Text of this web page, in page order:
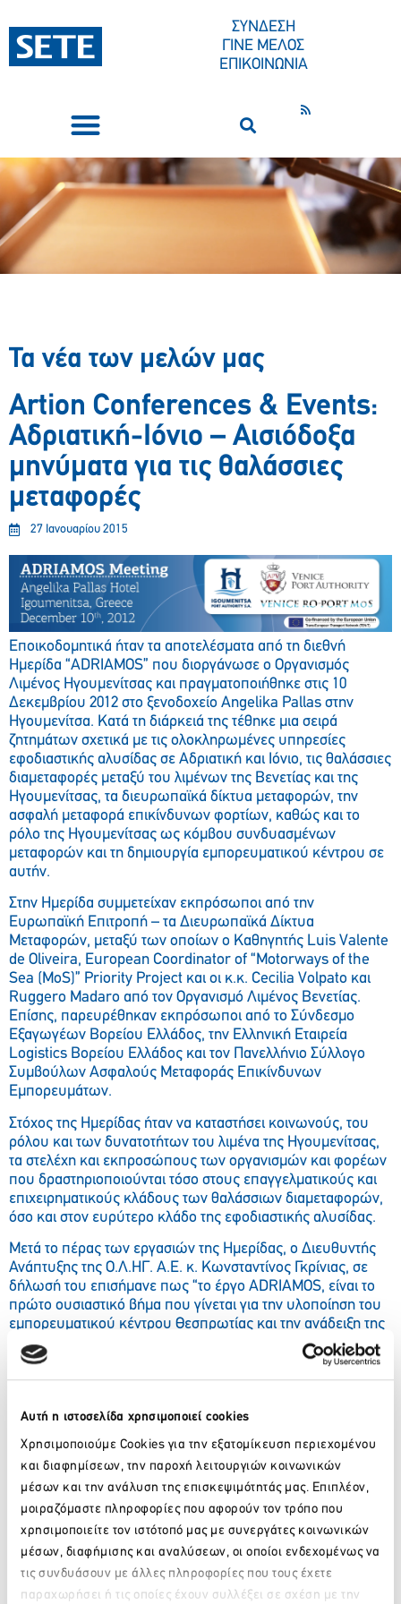
Αυτή η ιστοσελίδα χρησιμοποιεί cookies
Χρησιμοποιούμε Cookies για την εξατομίκευση περιεχομένου
και διαφημίσεων, την παροχή λειτουργιών κοινωνικών
μέσων και την ανάλυση της επισκεψιμότητάς μας. Επιπλέον,
μοιραζόμαστε πληροφορίες που αφορούν τον τρόπο που
χρησιμοποιείτε τον ιστότοπό μας με συνεργάτες κοινωνικών
μέσων, διαφήμισης και αναλύσεων, οι οποίοι ενδεχομένως να
τις συνδυάσουν με άλλες πληροφορίες που τους έχετε
παραχωρήσει ή τις οποίες έχουν συλλέξει σε σχέση με την
ΣΥΝΔΕΣΗ
ΓΙΝΕ ΜΕΛΟΣ
ΕΠΙΚΟΙΝΩΝΙΑ
Τα νέα των μελών μας
Artion Conferences & Events:
Αδριατική-Ιόνιο – Αισιόδοξα
μηνύματα για τις θαλάσσιες
μεταφορές
27 Ιανουαρίου 2015
Εποικοδομητικά ήταν τα αποτελέσματα από τη διεθνή
Ημερίδα “ADRIAMOS” που διοργάνωσε ο Οργανισμός
Λιμένος Ηγουμενίτσας και πραγματοποιήθηκε στις 10
Δεκεμβρίου 2012 στο ξενοδοχείο Angelika Pallas στην
Ηγουμενίτσα. Κατά τη διάρκειά της τέθηκε μια σειρά
ζητημάτων σχετικά με τις ολοκληρωμένες υπηρεσίες
εφοδιαστικής αλυσίδας σε Αδριατική και Ιόνιο, τις θαλάσσιες
διαμεταφορές μεταξύ του λιμένων της Βενετίας και της
Ηγουμενίτσας, τα διευρωπαϊκά δίκτυα μεταφορών, την
ασφαλή μεταφορά επικίνδυνων φορτίων, καθώς και το
ρόλο της Ηγουμενίτσας ως κόμβου συνδυασμένων
μεταφορών και τη δημιουργία εμπορευματικού κέντρου σε
αυτήν.
Στην Ημερίδα συμμετείχαν εκπρόσωποι από την
Ευρωπαϊκή Επιτροπή – τα Διευρωπαϊκά Δίκτυα
Μεταφορών, μεταξύ των οποίων ο Καθηγητής Luis Valente
de Oliveira, European Coordinator of “Motorways of the
Sea (MoS)” Priority Project και οι κ.κ. Cecilia Volpato και
Ruggero Madaro από τον Οργανισμό Λιμένος Βενετίας.
Επίσης, παρευρέθηκαν εκπρόσωποι από το Σύνδεσμο
Εξαγωγέων Βορείου Ελλάδος, την Ελληνική Εταιρεία
Logistics Βορείου Ελλάδος και τον Πανελλήνιο Σύλλογο
Συμβούλων Ασφαλούς Μεταφοράς Επικίνδυνων
Εμπορευμάτων.
Στόχος της Ημερίδας ήταν να καταστήσει κοινωνούς, του
ρόλου και των δυνατοτήτων του λιμένα της Ηγουμενίτσας,
τα στελέχη και εκπροσώπους των οργανισμών και φορέων
που δραστηριοποιούνται τόσο στους επαγγελματικούς και
επιχειρηματικούς κλάδους των θαλάσσιων διαμεταφορών,
όσο και στον ευρύτερο κλάδο της εφοδιαστικής αλυσίδας.
Μετά το πέρας των εργασιών της Ημερίδας, ο Διευθυντής
Ανάπτυξης της Ο.Λ.ΗΓ. Α.Ε. κ. Κωνσταντίνος Γκρίνιας, σε
δήλωσή του επισήμανε πως “το έργο ADRIAMOS, είναι το
πρώτο ουσιαστικό βήμα που γίνεται για την υλοποίηση του
εμπορευματικού κέντρου Θεσπρωτίας και την ανάδειξη της
περιοχής ως κόμβου διαμετακομιστικού εμπορίου.”
τους συμμετέχοντες και τους ομιλητές για την ενεργό
“έχει ανοίξει ένας ουσιαστικός κύκλος συζητήσεων για το
εμπορευματικό κέντρο Θεσπρωτίας και τον αναπτυξιακό
ρόλο που αυτό θα διαδραματίσει στην περιοχή”.
Η Ημερίδα διεξήχθη στο πλαίσιο του Προγράμματος
ADRIAMOS (Adriatic Motorways of the Sea), με
συγχρηματοδότηση 50% από την Ευρωπαϊκή Επιτροπή –
Διευρωπαϊκά Δίκτυα Μεταφορών (TEN-T) και 50% από
εθνικούς πόρους.